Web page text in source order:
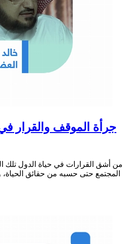
جرأة الموقف والقرار
من أشق القرارات في حياة الدول تلك
المجتمع حتى حسبه من حقائق